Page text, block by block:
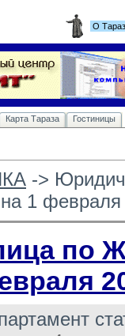
О
Карта Тараза Гостиницы
->
1 февраля
по